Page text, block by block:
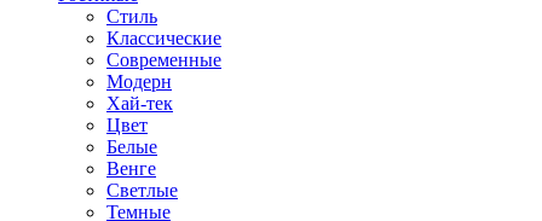
Стиль
Классические
Современные
Модерн
Хай-тек
Цвет
Белые
Венге
Светлые
Темные